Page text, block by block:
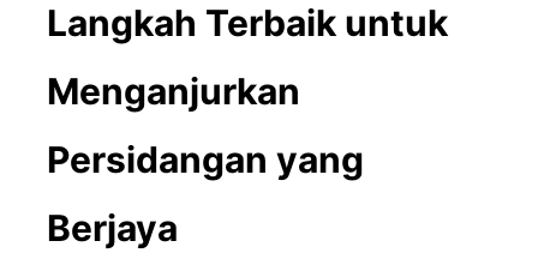
Langkah Terbaik untuk
Menganjurkan
Persidangan yang
Berjaya